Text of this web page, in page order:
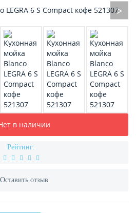
в наличии
Рейтинг:
Оставить отзыв